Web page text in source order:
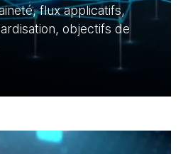
flux applicatifs,
objectifs de